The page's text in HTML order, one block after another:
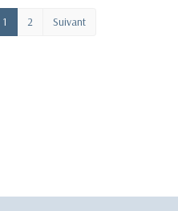
1 2 Suivant